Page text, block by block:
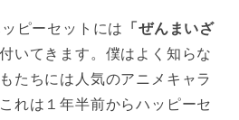
ピーセットには
「ぜんまいざ
いてきます。僕はよく知らな
たちには人気のアニメキャラ
れは１年半前からハッピーセ